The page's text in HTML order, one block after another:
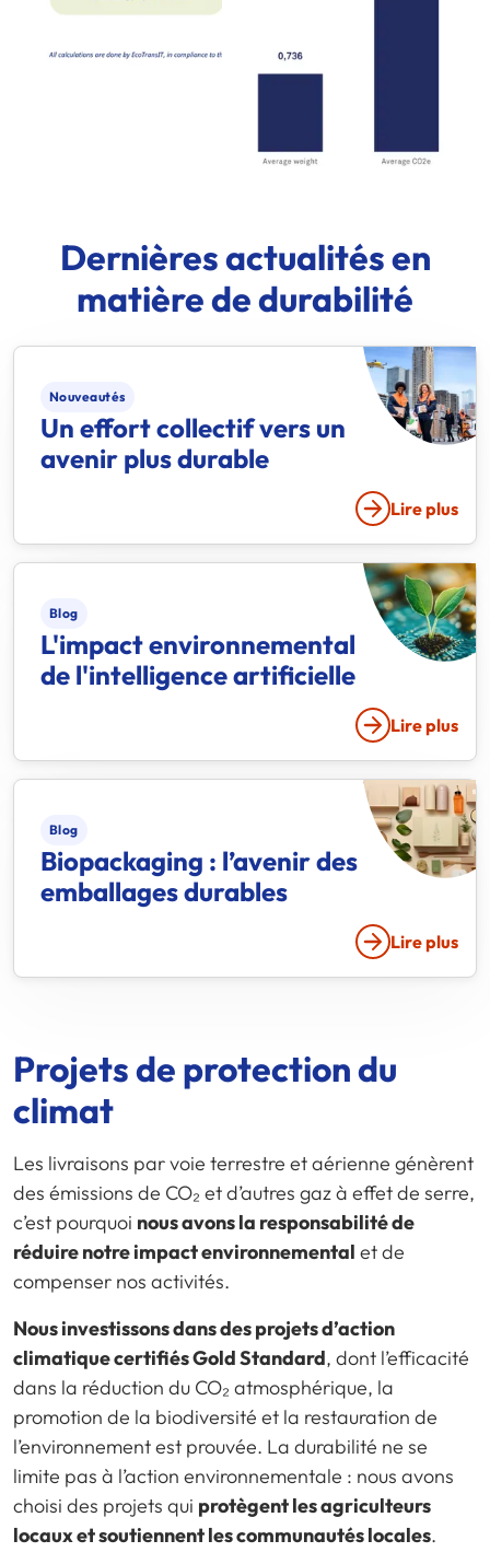
Dernières actualités en
matière de durabilité
Nouveautés
Un effort collectif vers un
avenir plus durable
Lire plus
Blog
L'impact environnemental
de l'intelligence artificielle
Lire plus
Blog
Biopackaging : l’avenir des
emballages durables
Lire plus
Projets de protection du
climat
Les livraisons par voie terrestre et aérienne génèrent
des émissions de CO₂ et d’autres gaz à effet de serre,
c’est pourquoi nous avons la responsabilité de
réduire notre impact environnemental et de
compenser nos activités.
Nous investissons dans des projets d’action
climatique certifiés Gold Standard, dont l’efficacité
dans la réduction du CO₂ atmosphérique, la
promotion de la biodiversité et la restauration de
l’environnement est prouvée. La durabilité ne se
limite pas à l’action environnementale : nous avons
choisi des projets qui protègent les agriculteurs
locaux et soutiennent les communautés locales.